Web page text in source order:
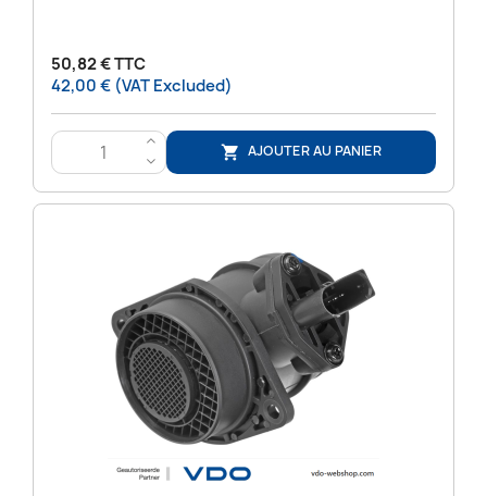
50,82 € TTC
42,00 € (VAT Excluded)
>
<
 AJOUTER AU PANIER